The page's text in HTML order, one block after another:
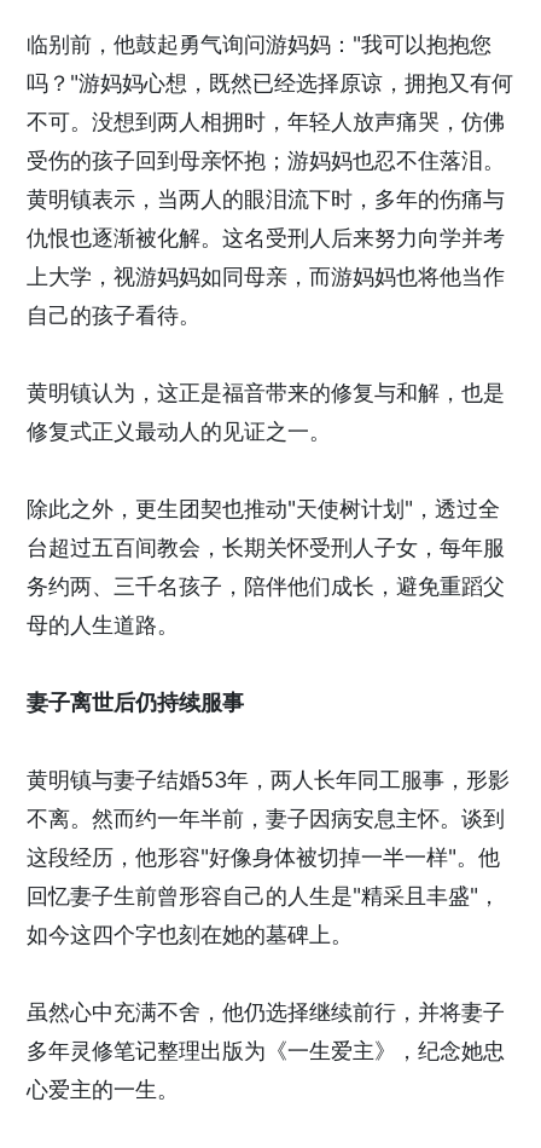
临别前，他鼓起勇气询问游妈妈："我可以抱抱您
吗？"游妈妈心想，既然已经选择原谅，拥抱又有何
不可。没想到两人相拥时，年轻人放声痛哭，仿佛
受伤的孩子回到母亲怀抱；游妈妈也忍不住落泪。
黄明镇表示，当两人的眼泪流下时，多年的伤痛与
仇恨也逐渐被化解。这名受刑人后来努力向学并考
上大学，视游妈妈如同母亲，而游妈妈也将他当作
自己的孩子看待。
黄明镇认为，这正是福音带来的修复与和解，也是
修复式正义最动人的见证之一。
除此之外，更生团契也推动"天使树计划"，透过全
台超过五百间教会，长期关怀受刑人子女，每年服
务约两、三千名孩子，陪伴他们成长，避免重蹈父
母的人生道路。
妻子离世后仍持续服事
黄明镇与妻子结婚53年，两人长年同工服事，形影
不离。然而约一年半前，妻子因病安息主怀。谈到
这段经历，他形容"好像身体被切掉一半一样"。他
回忆妻子生前曾形容自己的人生是"精采且丰盛"，
如今这四个字也刻在她的墓碑上。
虽然心中充满不舍，他仍选择继续前行，并将妻子
多年灵修笔记整理出版为《一生爱主》，纪念她忠
心爱主的一生。